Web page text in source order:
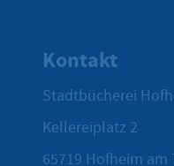
Kontakt
Stadtbücherei
Kellereiplatz 2
65719 Hofheim am